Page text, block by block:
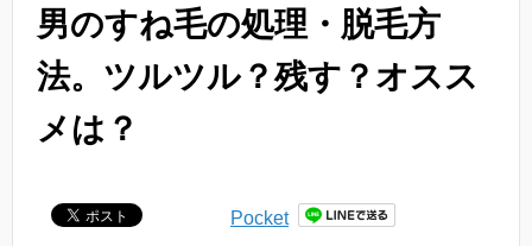
男のすね毛の処理・脱毛方
法。ツルツル？残す？オスス
メは？
Pocket